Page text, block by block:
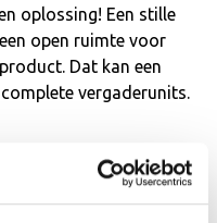
oplossing! Een stille
open ruimte voor
Dat kan een
vergaderunits.